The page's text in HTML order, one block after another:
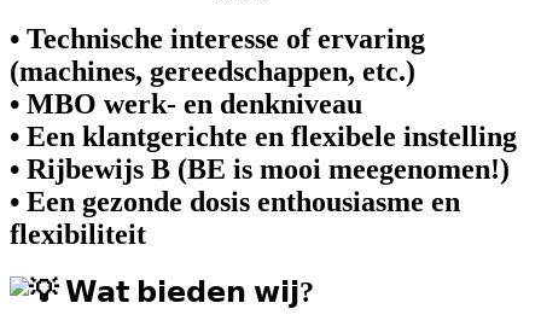
• Technische interesse of ervaring
(machines, gereedschappen, etc.)
• MBO werk- en denkniveau
• Een klantgerichte en flexibele instelling
• Rijbewijs B (BE is mooi meegenomen!)
• Een gezonde dosis enthousiasme en
flexibiliteit
𝗪𝗮𝘁 𝗯𝗶𝗲𝗱𝗲𝗻 𝘄𝗶𝗷?